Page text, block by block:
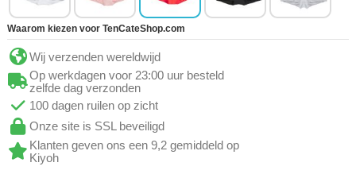
Waarom kiezen voor TenCateShop.com
Wij verzenden wereldwijd
Op werkdagen voor 23:00 uur besteld
zelfde dag verzonden
100 dagen ruilen op zicht
Onze site is SSL beveiligd
Klanten geven ons een 9,2 gemiddeld op
Kiyoh